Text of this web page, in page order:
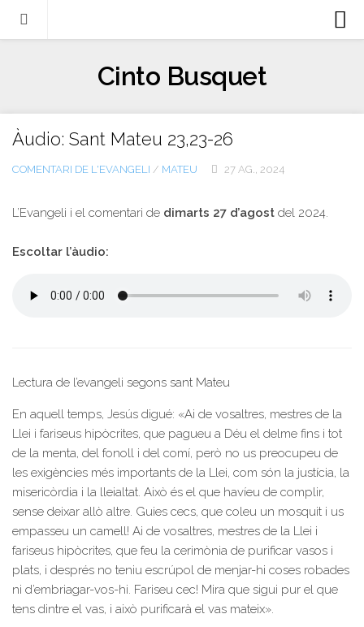
Llibres
Escrits-articles
Notícies
Contacte
Cinto Busquet
Àudio: Sant Mateu 23,23-26
COMENTARI DE L'EVANGELI / MATEU 27 AG., 2024
L’Evangeli i el comentari de dimarts 27 d’agost del 2024.
Escoltar l’àudio:
Lectura de l’evangeli segons sant Mateu
En aquell temps, Jesús digué: «Ai de vosaltres, mestres de la
Llei i fariseus hipòcrites, que pagueu a Déu el delme fins i tot
de la menta, del fonoll i del comí, però no us preocupeu de
les exigències més importants de la Llei, com són la justícia, la
misericòrdia i la lleialtat. Això és el que havíeu de complir,
sense deixar allò altre. Guies cecs, que coleu un mosquit i us
empasseu un camell! Ai de vosaltres, mestres de la Llei i
fariseus hipòcrites, que feu la cerimònia de purificar vasos i
plats, i després no teniu escrúpol de menjar-hi coses robades
ni d’embriagar-vos-hi. Fariseu cec! Mira que sigui pur el que
tens dintre el vas, i això purificarà el vas mateix».